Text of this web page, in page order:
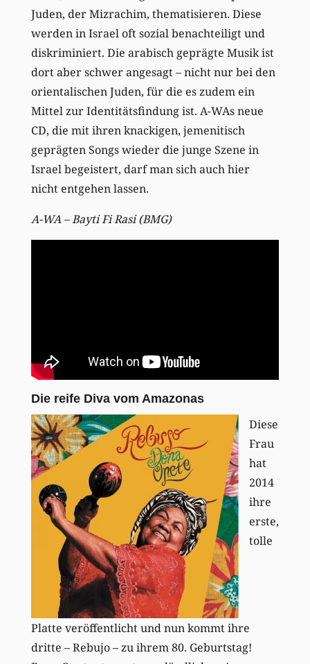
Juden, der Mizrachim, thematisieren. Diese
werden in Israel oft sozial benachteiligt und
diskriminiert. Die arabisch geprägte Musik ist
dort aber schwer angesagt – nicht nur bei den
orientalischen Juden, für die es zudem ein
Mittel zur Identitätsfindung ist. A-WAs neue
CD, die mit ihren knackigen, jemenitisch
geprägten Songs wieder die junge Szene in
Israel begeistert, darf man sich auch hier
nicht entgehen lassen.
A-WA – Bayti Fi Rasi (BMG)
Die reife Diva vom Amazonas
Diese
Frau
hat
2014
ihre
erste,
tolle
Platte veröffentlicht und nun kommt ihre
dritte – Rebujo – zu ihrem 80. Geburtstag!